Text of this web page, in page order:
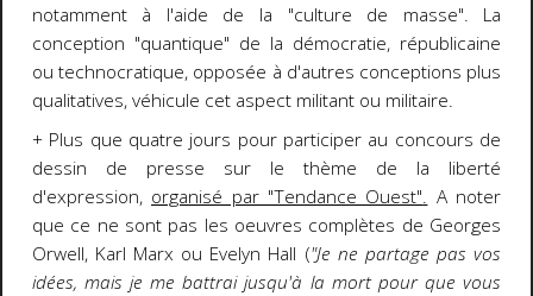
notamment à l'aide de la "culture de masse". La
conception "quantique" de la démocratie, républicaine
ou technocratique, opposée à d'autres conceptions plus
qualitatives, véhicule cet aspect militant ou militaire.
+ Plus que quatre jours pour participer au concours de
dessin de presse sur le thème de la liberté
d'expression, organisé par "Tendance Ouest". A noter
que ce ne sont pas les oeuvres complètes de Georges
Orwell, Karl Marx ou Evelyn Hall ("Je ne partage pas vos
idées, mais je me battrai jusqu'à la mort pour que vous